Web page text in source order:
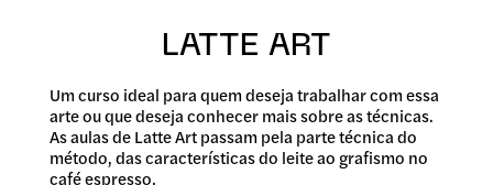
LATTE ART
Um curso ideal para quem deseja trabalhar com essa
arte ou que deseja conhecer mais sobre as técnicas.
As aulas de Latte Art passam pela parte técnica do
método, das características do leite ao grafismo no
café espresso.